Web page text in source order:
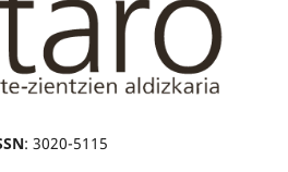
: 3020-5115